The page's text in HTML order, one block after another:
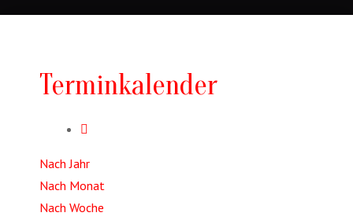
Terminkalender
Nach Jahr
Nach Monat
Nach Woche